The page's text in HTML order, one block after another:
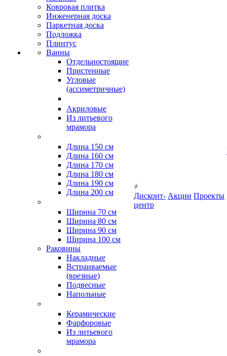
Ковровая плитка
Инженерная доска
Паркетная доска
Подложка
Плинтус
Ванны
Отдельностоящие
Пристенные
Угловые
(ассиметричные)
Акриловые
Из литьевого
мрамора
Длина 150 см
Длина 160 см
Длина 170 см
Длина 180 см
Длина 190 см
Длина 200 см
Ширина 70 см
Ширина 80 см
Ширина 90 см
Ширина 100 см
Раковины
Накладные
Встраиваемые
(врезные)
Подвесные
Напольные
Керамические
Фарфоровые
Из литьевого
мрамора
Дисконт-
центр
Акции Проекты